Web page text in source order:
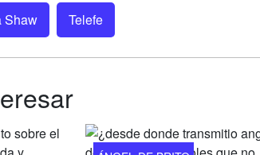
Shaw Telefe